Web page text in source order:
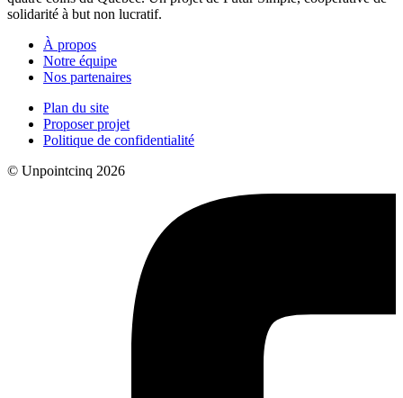
solidarité à but non lucratif.
À propos
Notre équipe
Nos partenaires
Plan du site
Proposer projet
Politique de confidentialité
© Unpointcinq 2026